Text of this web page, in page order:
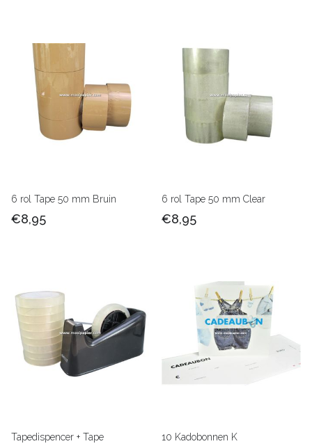
6 rol Tape 50 mm Bruin
€8,95
6 rol Tape 50 mm Clear
€8,95
Tapedispencer + Tape 10 Kadobonnen K